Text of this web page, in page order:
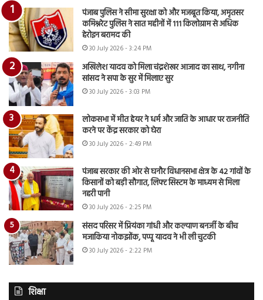
पंजाब पुलिस ने सीमा सुरक्षा को और मजबूत किया, अमृतसर
कमिश्नरेट पुलिस ने सात महीनों में 111 किलोग्राम से अधिक
हेरोइन बरामद की
30 July 2026 - 3:24 PM
अखिलेश यादव को मिला चंद्रशेखर आजाद का साथ, नगीना
सांसद ने सपा के सुर में मिलाए सुर
30 July 2026 - 3:03 PM
लोकसभा में मीत हेयर ने धर्म और जाति के आधार पर राजनीति
करने पर केंद्र सरकार को घेरा
30 July 2026 - 2:49 PM
पंजाब सरकार की ओर से घनौर विधानसभा क्षेत्र के 42 गांवों के
किसानों को बड़ी सौगात, लिफ्ट सिस्टम के माध्यम से मिला
नहरी पानी
30 July 2026 - 2:25 PM
संसद परिसर में प्रियंका गांधी और कल्याण बनर्जी के बीच
मजाकिया नोकझोंक, पप्पू यादव ने भी ली चुटकी
30 July 2026 - 2:22 PM
शिक्षा